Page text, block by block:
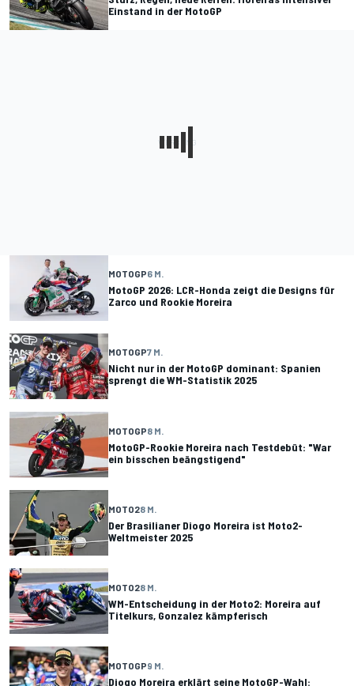
Einstand in der MotoGP
MOTOGP6 M.
MotoGP 2026: LCR-Honda zeigt die Designs für
Zarco und Rookie Moreira
MOTOGP7 M.
Nicht nur in der MotoGP dominant: Spanien
sprengt die WM-Statistik 2025
MOTOGP8 M.
MotoGP-Rookie Moreira nach Testdebüt: "War
ein bisschen beängstigend"
MOTO28 M.
Der Brasilianer Diogo Moreira ist Moto2-
Weltmeister 2025
MOTO28 M.
WM-Entscheidung in der Moto2: Moreira auf
Titelkurs, Gonzalez kämpferisch
MOTOGP9 M.
Diogo Moreira erklärt seine MotoGP-Wahl: